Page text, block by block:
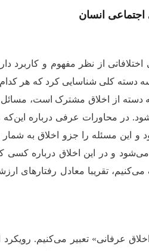
انسان
از نظر مفهوم و کاربرد
دسته کلی شناسایی کرد که هر
دسته از اخلاق مشترک است،
در محاورات عرفی درباره این‌که
و این مسئله را جزو اخلاق به
و در این اخلاق درباره کسی
می‌کنیم، تقریبا معادل رفتارهای
عرفانی» تعبیر می‌کنیم.